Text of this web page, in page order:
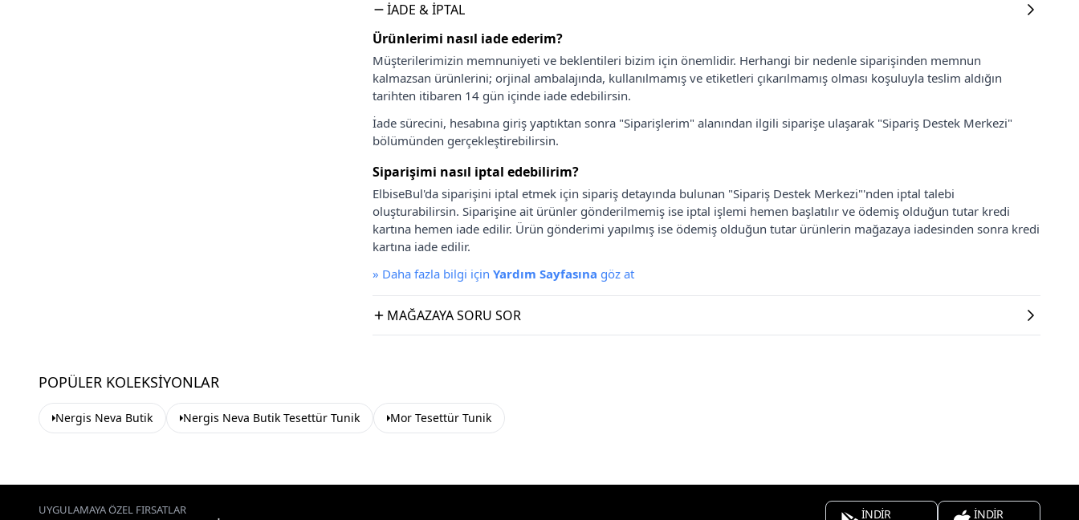
İADE & İPTAL
Ürünlerimi nasıl iade ederim?
Müşterilerimizin memnuniyeti ve beklentileri bizim için önemlidir. Herhangi bir nedenle siparişinden memnun
kalmazsan ürünlerini; orjinal ambalajında, kullanılmamış ve etiketleri çıkarılmamış olması koşuluyla teslim aldığın
tarihten itibaren 14 gün içinde iade edebilirsin.
İade sürecini, hesabına giriş yaptıktan sonra "Siparişlerim" alanından ilgili siparişe ulaşarak "Sipariş Destek Merkezi"
bölümünden gerçekleştirebilirsin.
Siparişimi nasıl iptal edebilirim?
ElbiseBul'da siparişini iptal etmek için sipariş detayında bulunan "Sipariş Destek Merkezi"'nden iptal talebi
oluşturabilirsin. Siparişine ait ürünler gönderilmemiş ise iptal işlemi hemen başlatılır ve ödemiş olduğun tutar kredi
kartına hemen iade edilir. Ürün gönderimi yapılmış ise ödemiş olduğun tutar ürünlerin mağazaya iadesinden sonra kredi
kartına iade edilir.
» Daha fazla bilgi için Yardım Sayfasına göz at
MAĞAZAYA SORU SOR
POPÜLER KOLEKSIYONLAR
Nergis Neva Butik Nergis Neva Butik Tesettür Tunik Mor Tesettür Tunik
UYGULAMAYA ÖZEL FIRSATLAR
İNDİR
İNDİR